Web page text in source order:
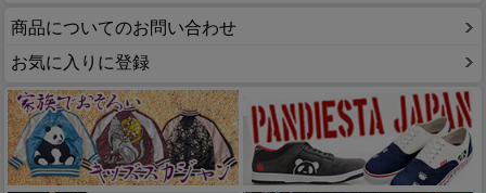
商品についてのお問い合わせ
お気に入りに登録